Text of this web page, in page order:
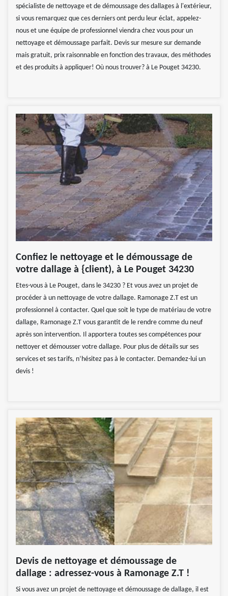
spécialiste de nettoyage et de démoussage des dallages à l'extérieur,
si vous remarquez que ces derniers ont perdu leur éclat, appelez-
nous et une équipe de professionnel viendra chez vous pour un
nettoyage et démoussage parfait. Devis sur mesure sur demande
mais gratuit, prix raisonnable en fonction des travaux, des méthodes
et des produits à appliquer! Où nous trouver? à Le Pouget 34230.
Confiez le nettoyage et le démoussage de
votre dallage à {client), à Le Pouget 34230
Etes-vous à Le Pouget, dans le 34230 ? Et vous avez un projet de
procéder à un nettoyage de votre dallage. Ramonage Z.T est un
professionnel à contacter. Quel que soit le type de matériau de votre
dallage, Ramonage Z.T vous garantit de le rendre comme du neuf
après son intervention. Il apportera toutes ses compétences pour
nettoyer et démousser votre dallage. Pour plus de détails sur ses
services et ses tarifs, n’hésitez pas à le contacter. Demandez-lui un
devis !
Devis de nettoyage et démoussage de
dallage : adressez-vous à Ramonage Z.T !
Si vous avez un projet de nettoyage et démoussage de dallage, il est